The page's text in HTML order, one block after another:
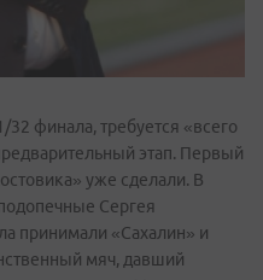
финала, требуется «всего
этап. Первый
уже сделали. В
Сергея
принимали «Сахалин» и
мяч, давший